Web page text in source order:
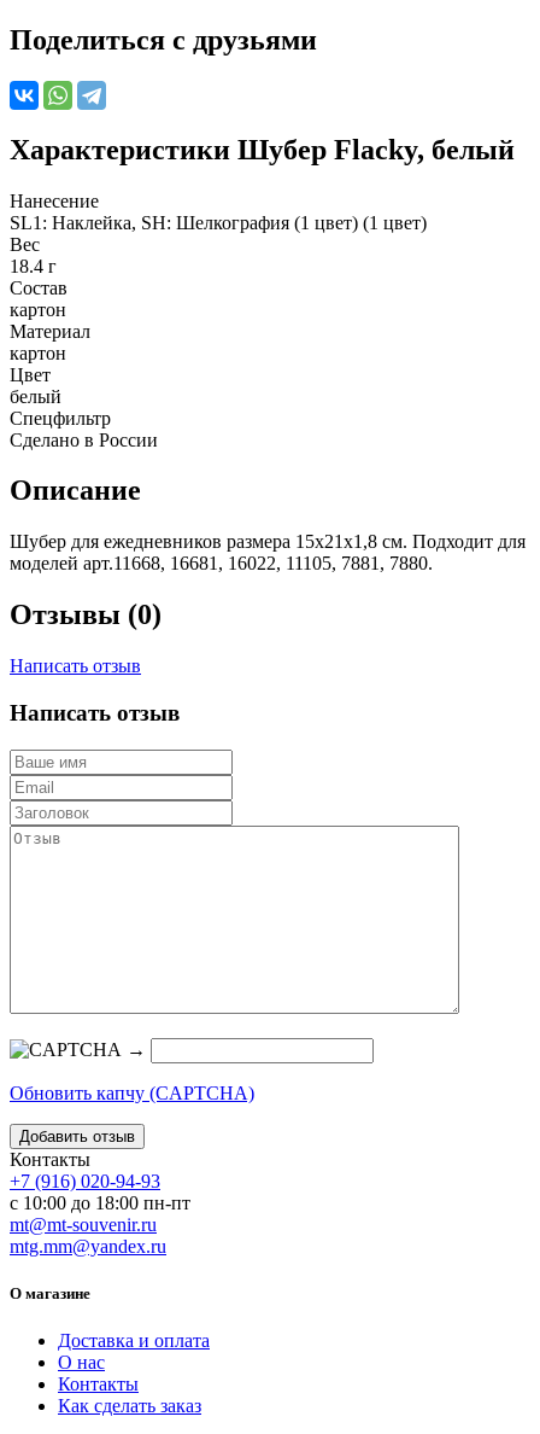
Поделиться с друзьями
Характеристики Шубер Flacky, белый
Нанесение
SL1: Наклейка, SH: Шелкография (1 цвет) (1 цвет)
Вес
18.4 г
Состав
картон
Материал
картон
Цвет
белый
Спецфильтр
Сделано в России
Описание
Шубер для ежедневников размера 15х21х1,8 см. Подходит для
моделей арт.11668, 16681, 16022, 11105, 7881, 7880.
Отзывы (0)
Написать отзыв
Написать отзыв
→
Обновить капчу (CAPTCHA)
Контакты
+7 (916) 020-94-93
с 10:00 до 18:00 пн-пт
mt@mt-souvenir.ru
mtg.mm@yandex.ru
О магазине
Доставка и оплата
О нас
Контакты
Как сделать заказ